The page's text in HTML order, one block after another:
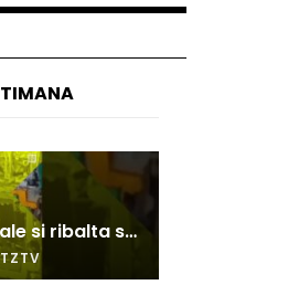
arriva il cambio
elettrica
Carro cerimoniale si ribalta sulla folla